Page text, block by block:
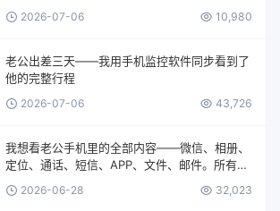
2026-07-06 10,980
老公出差三天——我用手机监控软件同步看到了
他的完整行程
2026-07-06 43,726
我想看老公手机里的全部内容——微信、相册、
定位、通话、短信、APP、文件、邮件。所有的
2026-06-28 32,023